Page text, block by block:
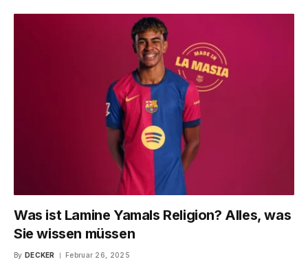
Was ist Lamine Yamals Religion? Alles, was
Sie wissen müssen
By DECKER Februar 26, 2025